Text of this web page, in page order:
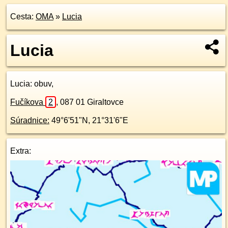
Cesta: OMA» Lucia
Lucia
Lucia: obuv,
Fučíkova 2 , 087 01 Giraltovce
Súradnice: 49°6'51"N , 21°31'6"E
Extra: